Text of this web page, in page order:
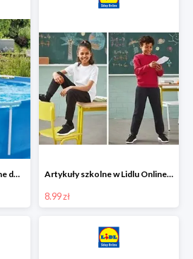
Sport i zabawa w Lidlu Online do -28% Artykuły szkolne w Lidlu Online od 8,99 zł
8.99 zł